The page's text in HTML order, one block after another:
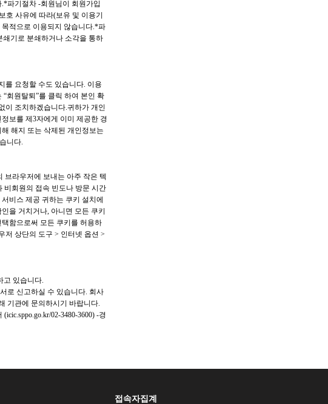
파기절차 -회원님이 회원가입
호 사유에 따라(보유 및 이용기
적으로 이용되지 않습니다.*파
기로 분쇄하거나 소각을 통하
를 요청할 수도 있습니다. 이용
회원탈퇴”를 클릭 하여 본인 확
이 조치하겠습니다.귀하가 개인
보를 제3자에게 이미 제공한 경
해지 또는 삭제된 개인정보는
니다.
브라우저에 보내는 아주 작은 텍
비회원의 접속 빈도나 방문 시간
비스 제공 귀하는 쿠키 설치에
을 거치거나, 아니면 모든 쿠키
함으로써 모든 쿠키를 허용하
저 상단의 도구 > 인터넷 옵션 >
고 있습니다.
로 신고하실 수 있습니다. 회사
기관에 문의하시기 바랍니다.
02-3480-3600) -경
접속자집계